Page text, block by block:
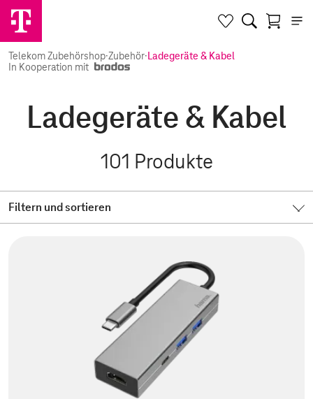
Telekom Zubehörshop·Zubehör·Ladegeräte & Kabel
In Kooperation mit
Ladegeräte & Kabel
101 Produkte
Filtern und sortieren